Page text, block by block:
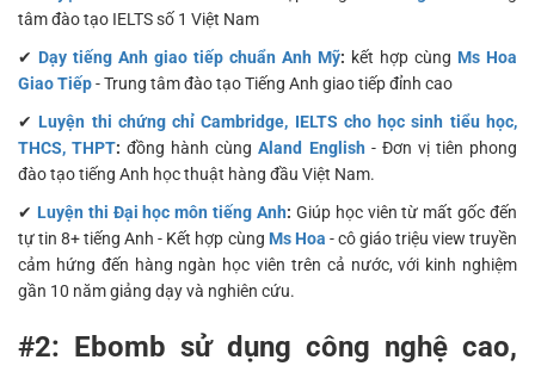
tâm đào tạo IELTS số 1 Việt Nam
✔ Dạy tiếng Anh giao tiếp chuẩn Anh Mỹ: kết hợp cùng Ms Hoa
Giao Tiếp- Trung tâm đào tạo Tiếng Anh giao tiếp đỉnh cao
✔ Luyện thi chứng chỉ Cambridge, IELTS cho học sinh tiểu học,
THCS, THPT: đồng hành cùngAland English - Đơn vị tiên phong
đào tạo tiếng Anh học thuật hàng đầu Việt Nam.
✔ Luyện thi Đại học môn tiếng Anh: Giúp học viên từ mất gốc đến
tự tin 8+ tiếng Anh - Kết hợp cùng Ms Hoa - cô giáo triệu view truyền
cảm hứng đến hàng ngàn học viên trên cả nước, với kinh nghiệm
gần 10 năm giảng dạy và nghiên cứu.
#2: Ebomb sử dụng công nghệ cao,